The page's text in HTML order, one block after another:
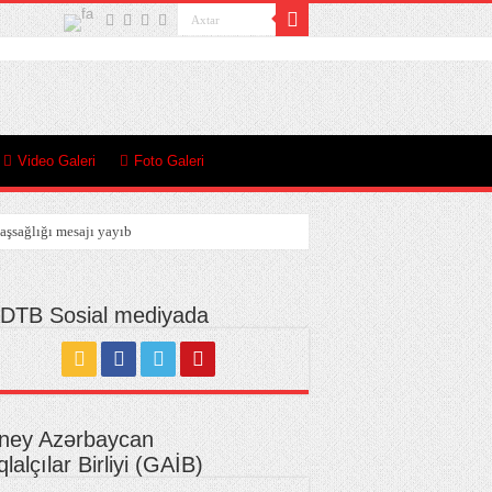
Video Galeri Foto Galeri
mesajı yayıb
Sosial mediyada
Azərbaycan
Birliyi (GAİB)